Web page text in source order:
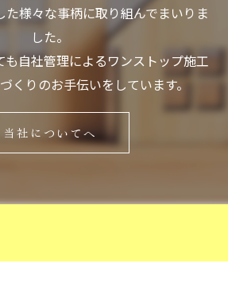
様々な事柄に取り組んでまいりま
した。
も自社管理によるワンストップ施工
くりのお手伝いをしています。
当社についてへ